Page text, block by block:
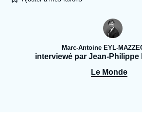
Se connecter
Nous soutenir
Marc-Antoine EYL-
interviewé par Jean-Philippe
Le Monde